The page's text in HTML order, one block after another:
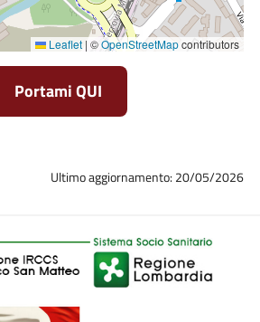
Leaflet | ©OpenStreetMapcontributors
Portami QUI
Ultimo aggiornamento: 20/05/2026